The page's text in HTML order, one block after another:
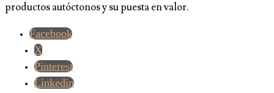
productos autóctonos y su puesta en valor.
Facebook
X
Pinterest
Linkedin